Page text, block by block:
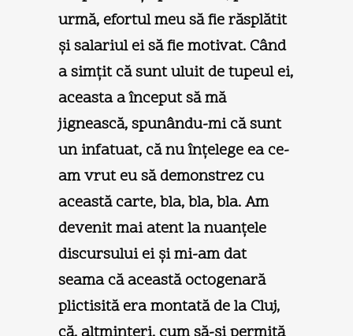
urmă, efortul meu să fie răsplătit
şi salariul ei să fie motivat. Când
a simţit că sunt uluit de tupeul ei,
aceasta a început să mă
jignească, spunându-mi că sunt
un infatuat, că nu înţelege ea ce-
am vrut eu să demonstrez cu
această carte, bla, bla, bla. Am
devenit mai atent la nuanţele
discursului ei şi mi-am dat
seama că această octogenară
plictisită era montată de la Cluj,